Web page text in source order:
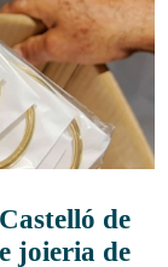
de
joieria de